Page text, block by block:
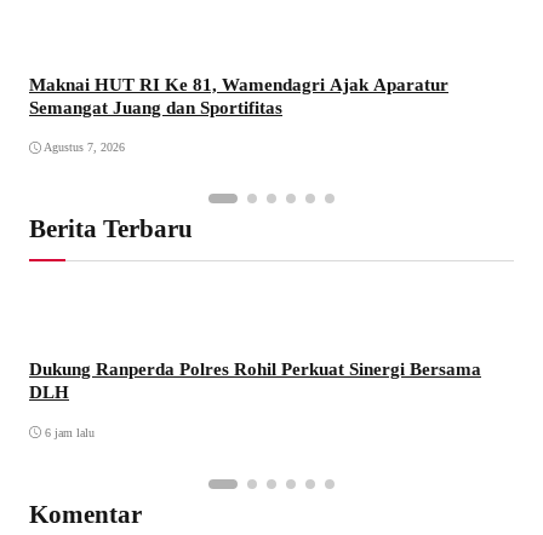
Maknai HUT RI Ke 81, Wamendagri Ajak Aparatur
Semangat Juang dan Sportifitas
Agustus 7, 2026
Berita Terbaru
Dukung Ranperda Polres Rohil Perkuat Sinergi Bersama
DLH
6 jam lalu
Komentar